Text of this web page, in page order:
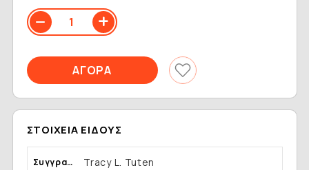
ΣΤΟΙΧΕΊΑ ΕΊΔΟΥΣ
Συγγραφέας Tracy L. Tuten